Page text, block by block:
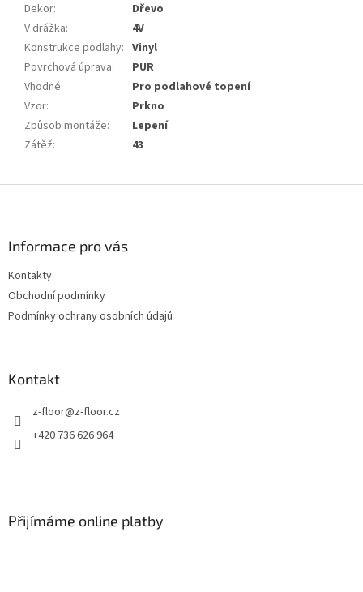
Dekor:
Dřevo
V drážka:
4V
Konstrukce podlahy: Vinyl
Povrchová úprava:
PUR
Vhodné:
Pro podlahové topení
Vzor:
Prkno
Způsob montáže:
Lepení
Zátěž: 43
Informace pro vás
Kontakty
Obchodní podmínky
Podmínky ochrany osobních údajů
Kontakt
z-floor@z-floor.cz
+420 736 626 964
Přijímáme online platby